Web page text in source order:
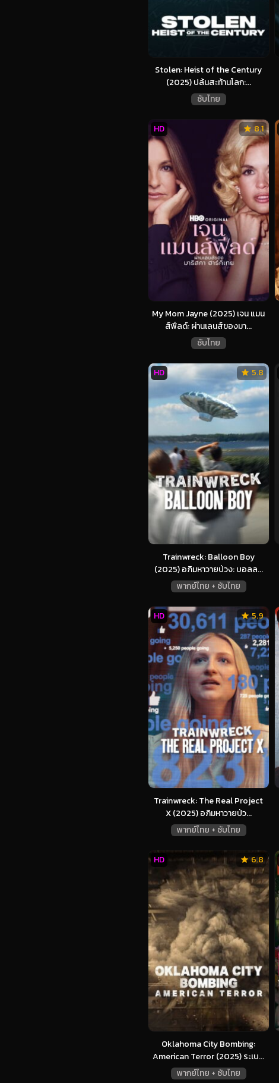
Stolen: Heist of the Century
(2025) ปล้นสะท้านโลก:...
ซับไทย
My Mom Jayne (2025) เจน แมน
ส์ฟีลด์: ผ่านเลนส์ของมา...
ซับไทย
8.1
HD
Trainwreck: Balloon Boy
(2025) อภิมหาวายป่วง: บอลล...
พากย์ไทย + ซับไทย
5.8
HD
Trainwreck: The Real Project
X (2025) อภิมหาวายป่ว...
พากย์ไทย + ซับไทย
5.9
HD
Oklahoma City Bombing:
American Terror (2025) ระเบ...
พากย์ไทย + ซับไทย
6.8
HD